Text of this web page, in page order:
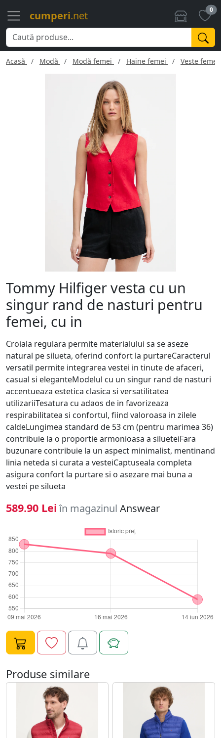
cumperi.net 0
Acasă Modă Modă femei Haine femei Veste femei
Tommy Hilfiger vesta cu un
singur rand de nasturi pentru
femei, cu in
Croiala regulara permite materialului sa se aseze
natural pe silueta, oferind confort la purtareCaracterul
versatil permite integrarea vestei in tinute de afaceri,
casual si eleganteModelul cu un singur rand de nasturi
accentueaza estetica clasica si versatilitatea
utilizariiTesatura cu adaos de in favorizeaza
respirabilitatea si confortul, fiind valoroasa in zilele
caldeLungimea standard de 53 cm (pentru marimea 36)
contribuie la o proportie armonioasa a silueteiFara
buzunare contribuie la un aspect minimalist, mentinand
linia neteda si curata a vesteiCaptuseala completa
asigura confort la purtare si o asezare mai buna a
vestei pe silueta
589.90 Lei în magazinul Answear
Produse similare